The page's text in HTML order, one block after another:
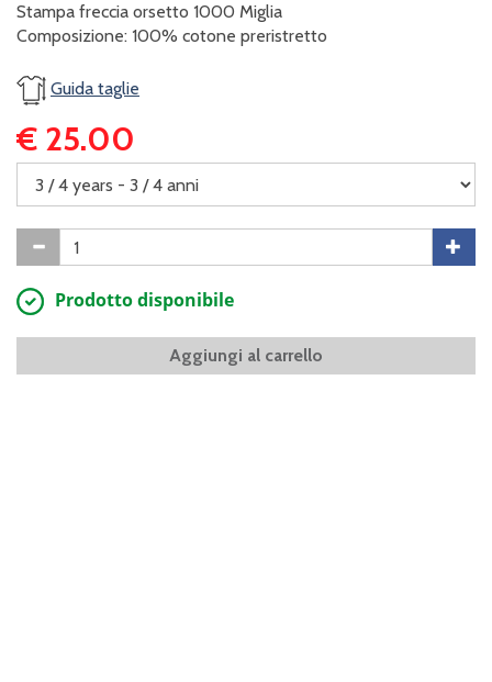
Stampa freccia orsetto 1000 Miglia
Composizione: 100% cotone preristretto
Guida taglie
€ 25.00
Prodotto disponibile
Aggiungi al carrello